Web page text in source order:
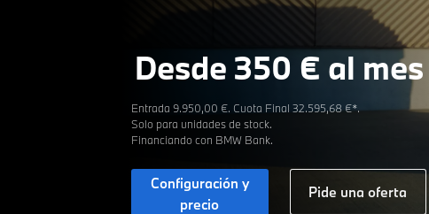
Desde 350 € al mes
Entrada 9.950,00 €. Cuota Final 32.595,68 €*.
Solo para unidades de stock.
Financiando con BMW Bank.
Configuración y
precio
Pide una oferta